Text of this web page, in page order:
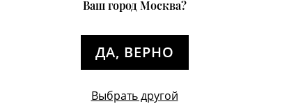
Ваш город Москва?
ДА, ВЕРНО
Выбрать другой